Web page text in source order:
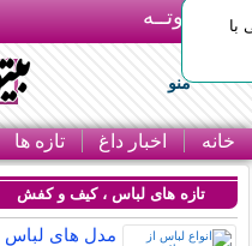
بـیتوتــه
منو
خانه اخبار داغ تازه ها
با
تازه های لباس ، کیف و کفش
مدل های لباس